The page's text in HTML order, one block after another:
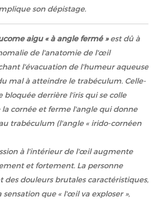
son dépistage.
aigu « à angle fermé »est dû à
de l'anatomie de l'œil
l'évacuation de l'humeur aqueuse
mal à atteindre le trabéculum. Celle-
bloquée derrière l'iris qui se colle
la cornée et ferme l'angle qui donne
trabéculum (l'angle « irido-cornéen
à l'intérieur de l'œil augmente
et fortement. La personne
des douleurs brutales caractéristiques,
sensation que « l'œil va exploser »,